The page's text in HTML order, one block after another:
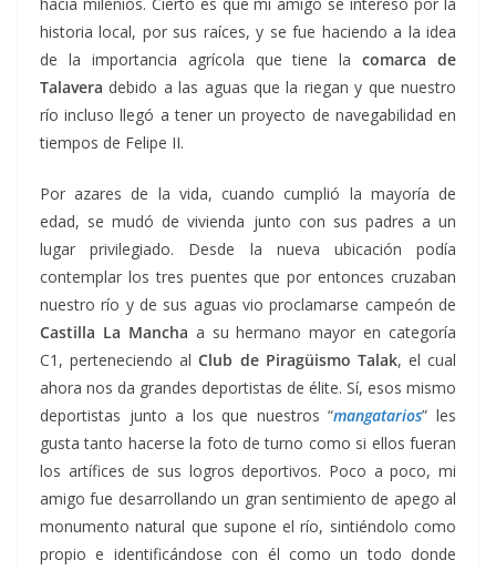
historia local, por sus raíces, y se fue haciendo a la idea
de la importancia agrícola que tiene lacomarca de
Talavera debido a las aguas que la riegan y que nuestro
río incluso llegó a tener un proyecto de navegabilidad en
tiempos de Felipe II.
Por azares de la vida, cuando cumplió la mayoría de
edad, se mudó de vivienda junto con sus padres a un
lugar privilegiado. Desde la nueva ubicación podía
contemplar los tres puentes que por entonces cruzaban
nuestro río y de sus aguas vio proclamarse campeón de
Castilla La Mancha a su hermano mayor en categoría
C1, perteneciendo alClub de Piragüismo Talak, el cual
ahora nos da grandes deportistas de élite. Sí, esos mismo
deportistas junto a los que nuestros “mangatarios” les
gusta tanto hacerse la foto de turno como si ellos fueran
los artífices de sus logros deportivos. Poco a poco, mi
amigo fue desarrollando un gran sentimiento de apego al
monumento natural que supone el río, sintiéndolo como
propio e identificándose con él como un todo donde